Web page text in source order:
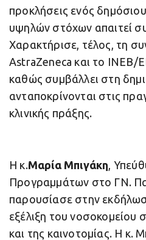
προκλήσεις ενός
υψηλών στόχων απαιτεί
Χαρακτήρισε, τέλος, τη
AstraZeneca και το ΙΝΕΒ/
καθώς συμβάλλει στη
ανταποκρίνονται στις
κλινικής πράξης.
Η κ.Μαρία Μπιγάκη ,
Προγραμμάτων στο ΓΝ.
παρουσίασε στην
εξέλιξη του νοσοκομείου
και της καινοτομίας. Η κ.